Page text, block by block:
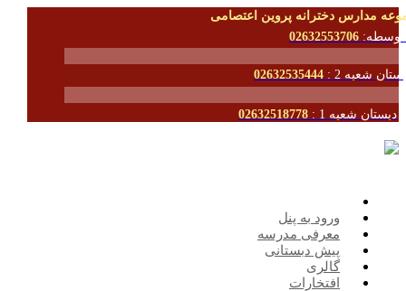
مدارس دخترانه پروین اعتصامی
02632553706
شعبه 2 : 02632535444
دبستان شعبه 1 : 02632518778
ورود به پنل
معرفی مدرسه
پیش دبستانی
گالری
افتخارات